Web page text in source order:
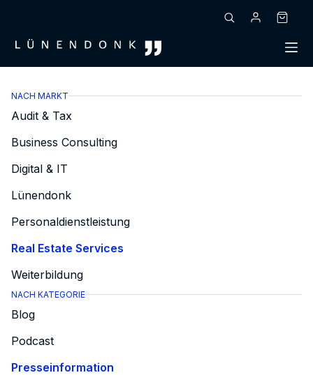
NACH MARKT
Audit & Tax
Business Consulting
Digital & IT
Lünendonk
Personaldienstleistung
Real Estate Services
Weiterbildung
NACH KATEGORIE
Blog
Podcast
Presseinformation